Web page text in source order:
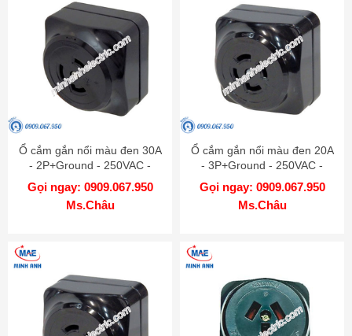
Ổ cắm gắn nổi màu đen 30A
- 2P+Ground - 250VAC -
Model WK2330
Gọi ngay: 0909.067.950
Ms.Châu
Ổ cắm gắn nổi màu đen 20A
- 3P+Ground - 250VAC -
Model WK2420K
Gọi ngay: 0909.067.950
Ms.Châu